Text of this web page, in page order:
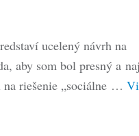
ucelený návrh na
aby som bol presný a
riešenie „sociálne …